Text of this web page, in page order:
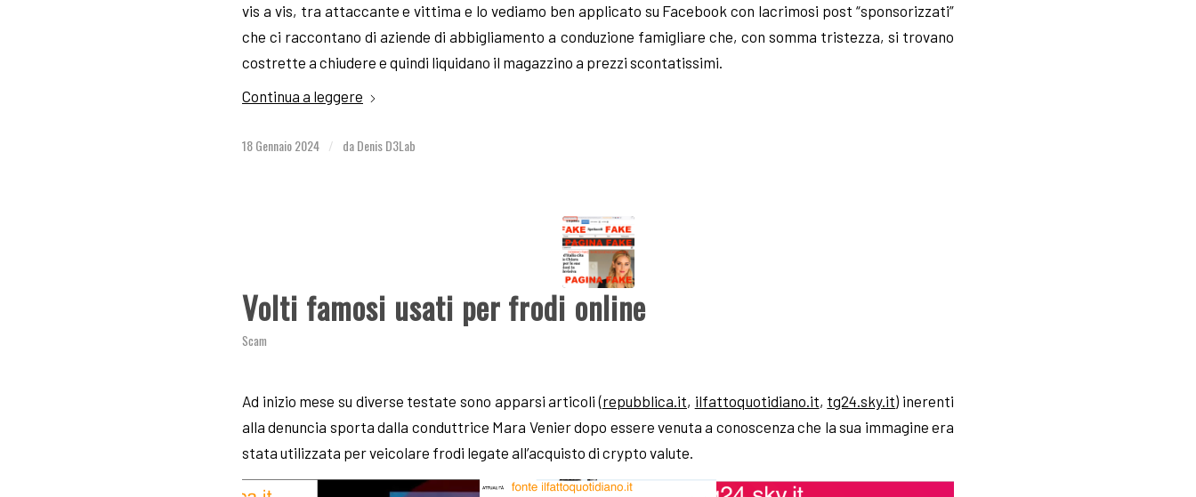
vis a vis, tra attaccante e vittima e lo vediamo ben applicato su Facebook con lacrimosi post “sponsorizzati”
che ci raccontano di aziende di abbigliamento a conduzione famigliare che, con somma tristezza, si trovano
costrette a chiudere e quindi liquidano il magazzino a prezzi scontatissimi.
Continua a leggere
18 Gennaio 2024 / daDenis D3Lab
Volti famosi usati per frodi online
Scam
Ad inizio mese su diverse testate sono apparsi articoli (repubblica.it, ilfattoquotidiano.it, tg24.sky.it) inerenti
alla denuncia sporta dalla conduttrice Mara Venier dopo essere venuta a conoscenza che la sua immagine era
stata utilizzata per veicolare frodi legate all’acquisto di crypto valute.